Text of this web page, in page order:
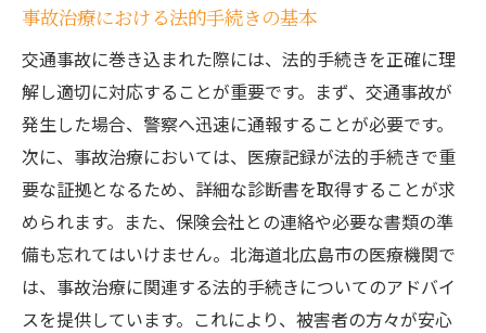
事故治療における法的手続きの基本
交通事故に巻き込まれた際には、法的手続きを正確に理
解し適切に対応することが重要です。まず、交通事故が
発生した場合、警察へ迅速に通報することが必要です。
次に、事故治療においては、医療記録が法的手続きで重
要な証拠となるため、詳細な診断書を取得することが求
められます。また、保険会社との連絡や必要な書類の準
備も忘れてはいけません。北海道北広島市の医療機関で
は、事故治療に関連する法的手続きについてのアドバイ
スを提供しています。これにより、被害者の方々が安心